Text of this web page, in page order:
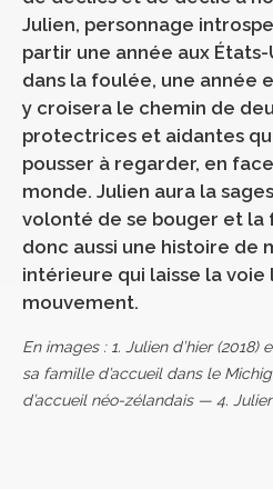
Julien, personnage
partir une année aux États-
dans la foulée, une année
y croisera le chemin de
protectrices et aidantes
pousser à regarder, en
monde. Julien aura la
volonté de se bouger et la
donc aussi une histoire de
intérieure qui laisse la voie
mouvement.
En images : 1. Julien d’hier (2018)
sa famille d’accueil dans le
d’accueil néo-zélandais — 4.